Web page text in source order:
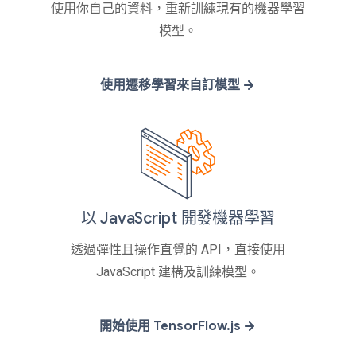
使用你自己的資料，重新訓練現有的機器學習
模型。
使用遷移學習來自訂模型
以 JavaScript 開發機器學習
透過彈性且操作直覺的 API，直接使用
JavaScript 建構及訓練模型。
開始使用 TensorFlow.js